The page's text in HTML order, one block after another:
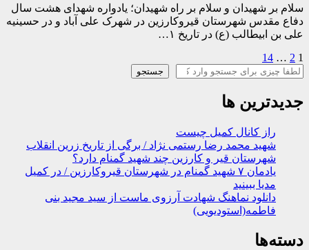
سلام بر شهیدان و سلام بر راه شهیدان؛ یادواره شهدای هشت سال
دفاع مقدس شهرستان قیروکارزین در شهرک علی آباد و در حسینیه
علی بن ابیطالب (ع) در تاریخ ۱…
صفحه‌بندی
نوشته‌ها
1
2
…
14
جستجو
جستجو
جدیدترین ها
راز کانال کمیل چیست
شهید محمد رضا رستمی نژاد / برگی از تاریخ زرین انقلاب
شهرستان قیر و کارزین چند شهید گمنام دارد؟
یادمان ۷ شهید گمنام در شهرستان قیروکارزین / در کمیل
مدیا ببینید
دانلود نماهنگ شهادت آرزوی ماست از سید مجید بنی
فاطمه(استودیویی)
دسته‌ها